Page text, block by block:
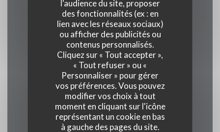
l'audience du site, proposer
des fonctionnalités (ex : en
lien avec les réseaux sociaux)
ou afficher des publicités ou
contenus personnalisés.
Cliquez sur « Tout accepter »,
« Tout refuser » ou «
Personnaliser » pour gérer
vos préférences. Vous pouvez
modifier vos choix à tout
moment en cliquant sur l'icône
représentant un cookie en bas
à gauche des pages du site.
Lundi
17h30 - 22h00
Mar- Mer
Fermé